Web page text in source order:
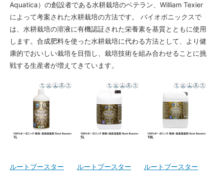
Aquatica）の創設者である水耕栽培のベテラン、William Texier
によって考案された水耕栽培の方法です。 バイオポニックスで
は、水耕栽培の溶液に有機認証された栄養素を基質とともに使用
します。合成肥料を使った水耕栽培に代わる方法として、より健
康的でおいしい栽培を目指し、栽培技術を組み合わせることに挑
戦する生産者が増えてきています。
ルートブースター
ルートブースター
ルートブースター